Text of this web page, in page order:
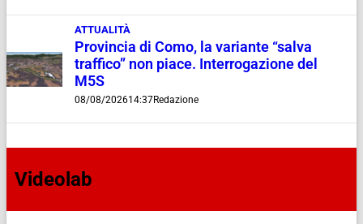
ATTUALITÀ
Provincia di Como, la variante “salva
traffico” non piace. Interrogazione del
M5S
08/08/202614:37Redazione
Videolab